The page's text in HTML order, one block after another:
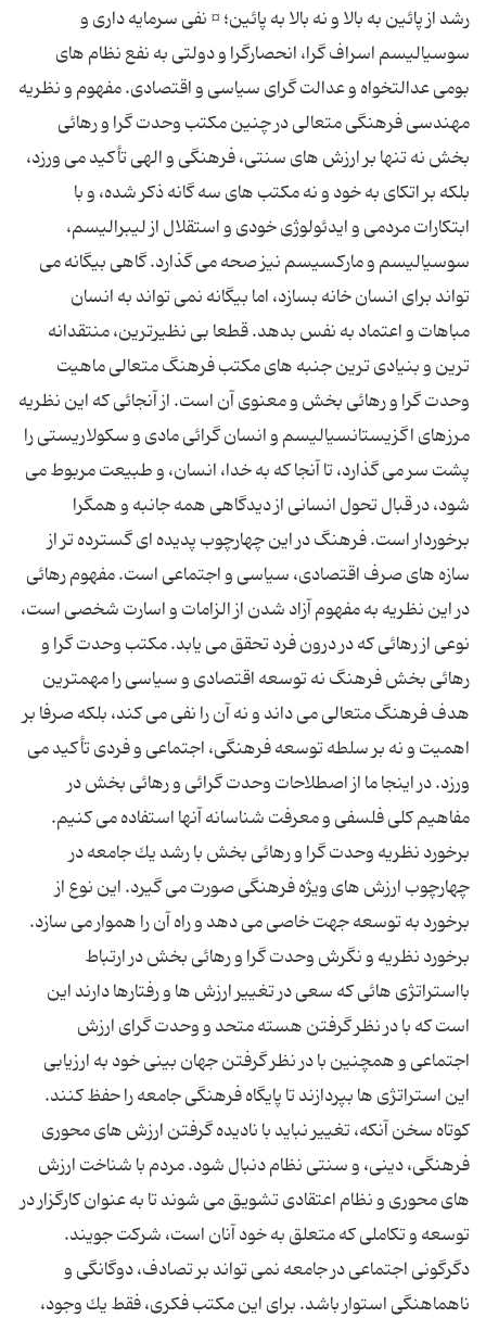
رشد از پائین به بالا و نه بالا به پائین؛ ¤ نفی سرمایه داری و
سوسیالیسم اسراف گرا، انحصارگرا و دولتی به نفع نظام های
بومی عدالتخواه و عدالت گرای سیاسی و اقتصادی. مفهوم و نظریه
مهندسی فرهنگی متعالی در چنین مكتب وحدت گرا و رهائی
بخش نه تنها بر ارزش های سنتی، فرهنگی و الهی تأكید می ورزد،
بلكه بر اتكای به خود و نه مكتب های سه گانه ذكر شده، و با
ابتكارات مردمی و ایدئولوژی خودی و استقلال از لیبرالیسم،
سوسیالیسم و ماركسیسم نیز صحه می گذارد. گاهی بیگانه می
تواند برای انسان خانه بسازد، اما بیگانه نمی تواند به انسان
مباهات و اعتماد به نفس بدهد. قطعا بی نظیرترین، منتقدانه
ترین و بنیادی ترین جنبه های مكتب فرهنگ متعالی ماهیت
وحدت گرا و رهائی بخش و معنوی آن است. از آنجائی كه این نظریه
مرزهای اگزیستانسیالیسم و انسان گرائی مادی و سكولاریستی را
پشت سر می گذارد، تا آنجا كه به خدا، انسان، و طبیعت مربوط می
شود، در قبال تحول انسانی از دیدگاهی همه جانبه و همگرا
برخوردار است. فرهنگ در این چهارچوب پدیده ای گسترده تر از
سازه های صرف اقتصادی، سیاسی و اجتماعی است. مفهوم رهائی
در این نظریه به مفهوم آزاد شدن از الزامات و اسارت شخصی است،
نوعی از رهائی كه در درون فرد تحقق می یابد. مكتب وحدت گرا و
رهائی بخش فرهنگ نه توسعه اقتصادی و سیاسی را مهمترین
هدف فرهنگ متعالی می داند و نه آن را نفی می كند، بلكه صرفا بر
اهمیت و نه بر سلطه توسعه فرهنگی، اجتماعی و فردی تأكید می
ورزد. در اینجا ما از اصطلاحات وحدت گرائی و رهائی بخش در
مفاهیم كلی فلسفی و معرفت شناسانه آنها استفاده می كنیم.
برخورد نظریه وحدت گرا و رهائی بخش با رشد یك جامعه در
چهارچوب ارزش های ویژه فرهنگی صورت می گیرد. این نوع از
برخورد به توسعه جهت خاصی می دهد و راه آن را هموار می سازد.
برخورد نظریه و نگرش وحدت گرا و رهائی بخش در ارتباط
بااستراتژی هائی كه سعی در تغییر ارزش ها و رفتارها دارند این
است كه با در نظر گرفتن هسته متحد و وحدت گرای ارزش
اجتماعی و همچنین با در نظر گرفتن جهان بینی خود به ارزیابی
این استراتژی ها بپردازند تا پایگاه فرهنگی جامعه را حفظ كنند.
كوتاه سخن آنكه، تغییر نباید با نادیده گرفتن ارزش های محوری
فرهنگی، دینی، و سنتی نظام دنبال شود. مردم با شناخت ارزش
های محوری و نظام اعتقادی تشویق می شوند تا به عنوان كارگزار در
توسعه و تكاملی كه متعلق به خود آنان است، شركت جویند.
دگرگونی اجتماعی در جامعه نمی تواند بر تصادف، دوگانگی و
ناهماهنگی استوار باشد. برای این مكتب فكری، فقط یك وجود،